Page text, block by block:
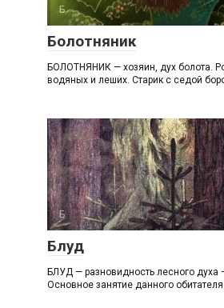
Б
Болотняник
БОЛОТНЯНИК — хозяин, дух болота.
водяных и леших. Старик с седой
Б
Блуд
БЛУД — разновидность лесного духа
Основное занятие данного